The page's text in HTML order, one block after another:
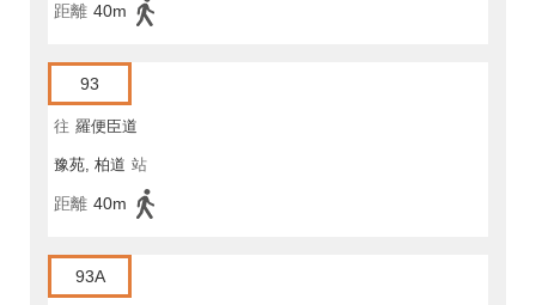
距離 40m
93
往 羅便臣道
豫苑, 柏道 站
距離 40m
93A